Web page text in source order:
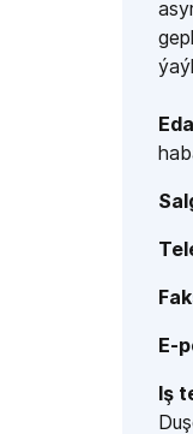
E-
Iş